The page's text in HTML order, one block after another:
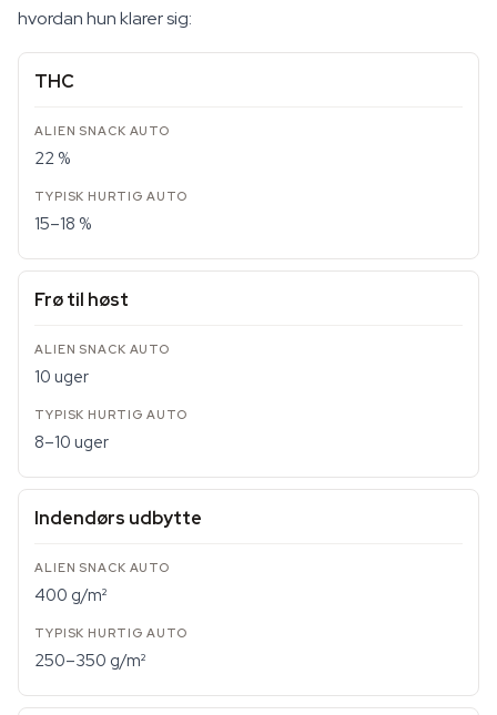
hvordan hun klarer sig:
THC
22 %
15–18 %
Frø til høst
10 uger
8–10 uger
Indendørs udbytte
400 g/m²
250–350 g/m²